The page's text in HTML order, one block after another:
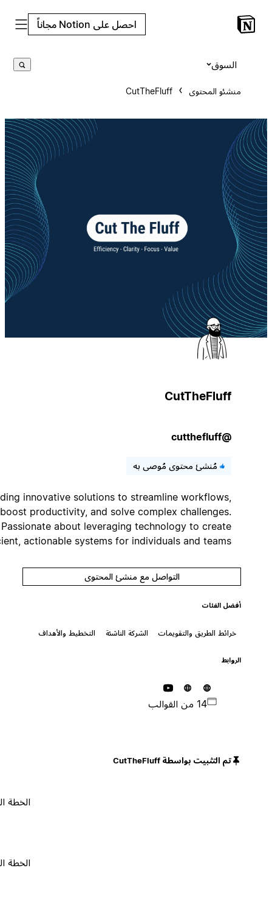
احصل على Notion مجاناً
منشئو المحتوى CutTheFluff
CutTheFluff
مُنشئ محتوى مُوصى به
Building innovative solutions to streamline workflows,
boost productivity, and solve complex challenges.
Passionate about leveraging technology to create
efficient, actionable systems for individuals and teams.
التواصل مع منشئ المحتوى
أفضل الفئات
خرائط الطريق والتقويمات الشركة الناشئة التخطيط والأهداف
تم التثبيت بواسطة CutTheFluff
الخطة المجانية
الخطة المجانية